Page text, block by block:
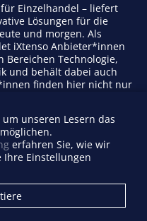
Einzelhandel – liefert
Lösungen für die
und morgen. Als
iXtenso Anbieter*innen
Technologie,
und behält dabei auch
finden hier nicht nur
Content fördert das
der Retail-Community.
Alltagstipps – iXtenso
zugänglich.
unseren Lesern das
erfahren Sie, wie wir
Ihre Einstellungen